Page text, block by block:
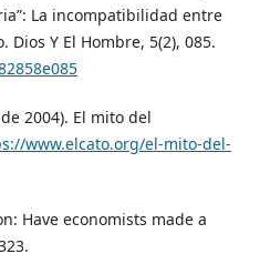
La incompatibilidad entre
Y El Hombre, 5(2), 085.
2004). El mito del
www.elcato.org/el-mito-del-
Have economists made a